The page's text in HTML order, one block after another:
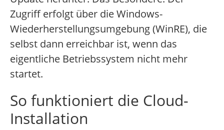
Zugriff erfolgt über die Windows-
Wiederherstellungsumgebung (WinRE), die
selbst dann erreichbar ist, wenn das
eigentliche Betriebssystem nicht mehr
startet.
So funktioniert die Cloud-
Installation